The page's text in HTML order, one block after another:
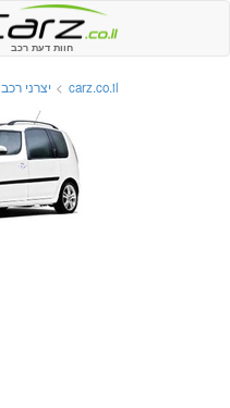
חוות דעת רכב
carz.co.il
> יצרני רכב